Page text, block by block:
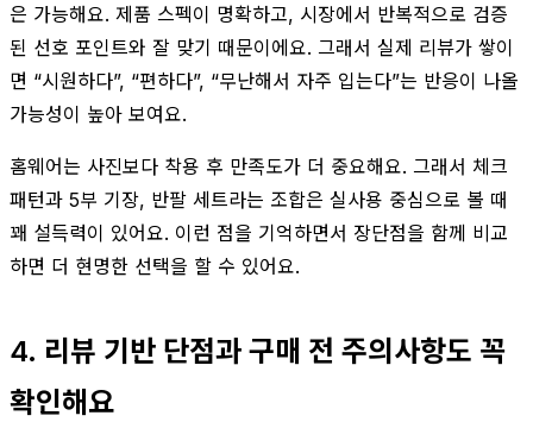
은 가능해요. 제품 스펙이 명확하고, 시장에서 반복적으로 검증
된 선호 포인트와 잘 맞기 때문이에요. 그래서 실제 리뷰가 쌓이
면 “시원하다”, “편하다”, “무난해서 자주 입는다”는 반응이 나올
가능성이 높아 보여요.
홈웨어는 사진보다 착용 후 만족도가 더 중요해요. 그래서 체크
패턴과 5부 기장, 반팔 세트라는 조합은 실사용 중심으로 볼 때
꽤 설득력이 있어요. 이런 점을 기억하면서 장단점을 함께 비교
하면 더 현명한 선택을 할 수 있어요.
4. 리뷰 기반 단점과 구매 전 주의사항도 꼭
확인해요